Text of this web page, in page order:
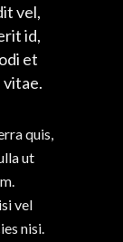
vel,
id,
et
quis,
ut
vel
nisi.